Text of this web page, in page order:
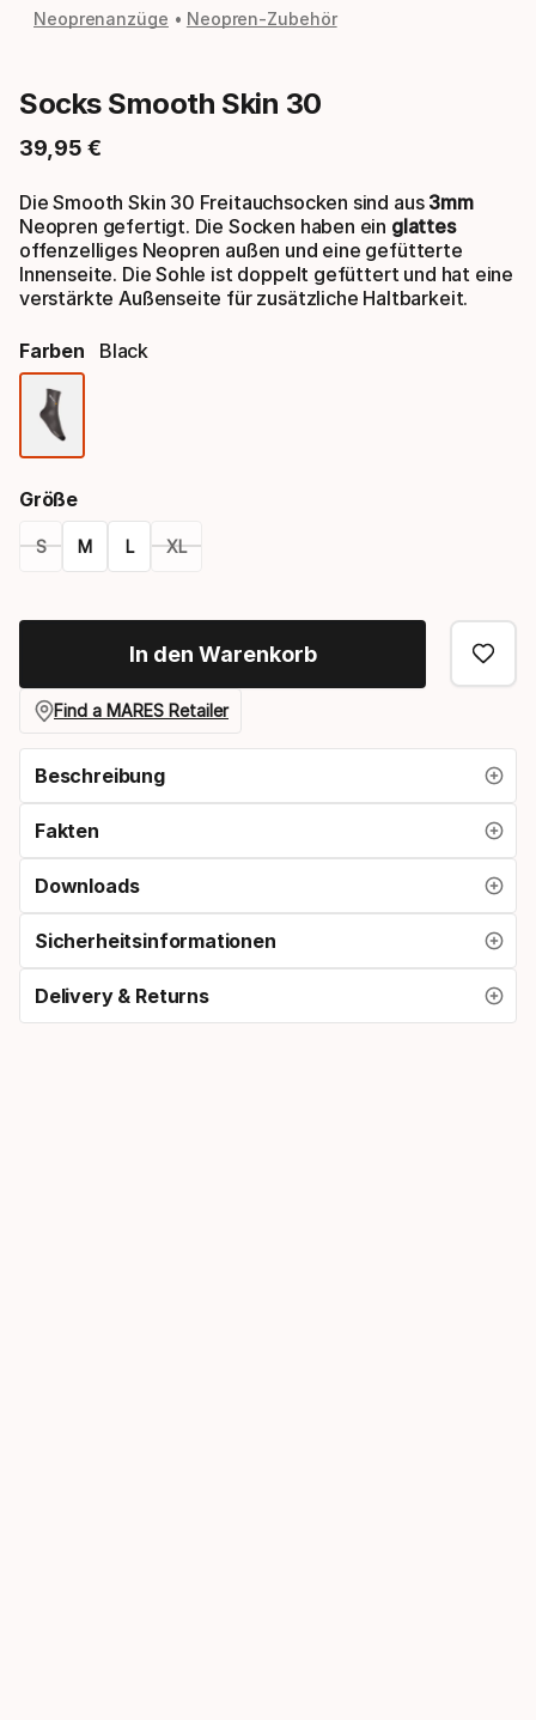
Neoprenanzüge Neopren-Zubehör
Socks Smooth Skin 30
39 95 €
Endpreis
Die Smooth Skin 30 Freitauchsocken sind aus 3mm
Neopren gefertigt. Die Socken haben ein glattes
offenzelliges Neopren außen und eine gefütterte
Innenseite. Die Sohle ist doppelt gefüttert und hat eine
verstärkte Außenseite für zusätzliche Haltbarkeit.
Farben Black
Größe
S M L XL
Option
In den Warenkorb
Find a MARES Retailer
Beschreibung
Fakten
Downloads
Sicherheitsinformationen
Delivery & Returns